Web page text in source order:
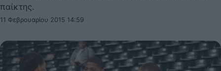
παίκτης.
11 Φεβρουαρίου 2015 14:59